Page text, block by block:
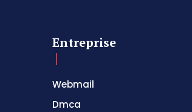
Entreprise
Webmail
Dmca